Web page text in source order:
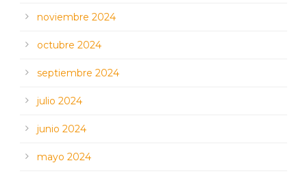
noviembre 2024
octubre 2024
septiembre 2024
julio 2024
junio 2024
mayo 2024